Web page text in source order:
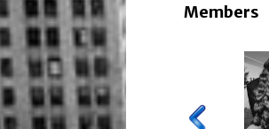
Members